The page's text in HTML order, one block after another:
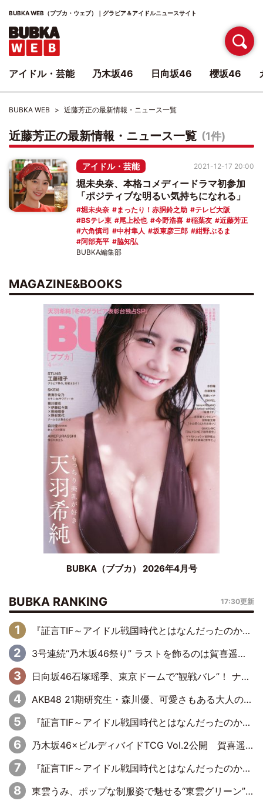
BUBKA WEB（ブブカ・ウェブ）｜グラビア＆アイドルニュースサイト
BUBKA WEB 近藤芳正の最新情報・ニュース一覧
近藤芳正の最新情報・ニュース一覧 (1件)
アイドル・芸能
堀未央奈、本格コメディードラマ初参加
「ポジティブな明るい気持ちになれる」
堀未央奈 まったり！赤胴鈴之助
テレビ大阪
BSテレ東
尾上松也 今野浩喜 稲葉友
近藤芳正
六角慎司
中村隼人 坂東彦三郎
紺野ぶるま
阿部亮平
脇知弘
2021-12-17 20:00
BUBKA編集部
MAGAZINE&BOOKS
BUBKA（ブブカ） 2026年4月号
BUBKA RANKING 17:30更新
『証言TIF～アイドル戦国時代とはなんだったのか～』第6回：でんぱ組.inc・古川未鈴×相沢梨紗「『ハロプロやりたかったな』って言ったら、夢眠ねむさんに『てめえはでんぱ組．incなんだよ！』って肩パンされて(笑)」
3号連続“乃木坂46祭り” ラストを飾るのは賀喜遥香…5年ぶりの登場に「5年分大人になった私を見ていただけたら」
日向坂46石塚瑶季、東京ドームで“観戦バレ”！ ナイツ・塙も認めた「巨人に詳しすぎるアイドル」は元VENUSスクール生で杉内コーチ推し⁉
AKB48 21期研究生・森川優、可愛さもある大人の女性に
『証言TIF～アイドル戦国時代とはなんだったのか～』第10回：さくら学院・武藤彩未×飯田らうら「正直、中3で辞めるというのを信じてなくて。そう言われてはいたけど、嘘でしょって」
乃木坂46×ビルディバイドTCG Vol.2公開 賀喜遥香＆田村真佑が『京まふ』ステージに登壇
『証言TIF～アイドル戦国時代とはなんだったのか～』第8回：Negicco・Nao☆×Megu×Kaede「東京からオファーが来たのと、梨の皮剥きとどっちが大事なんだって」
東雲うみ、ポップな制服姿で魅せる“東雲グリーン”の正体
アイドル・芸能 乃木坂46 日向坂46 櫻坂46